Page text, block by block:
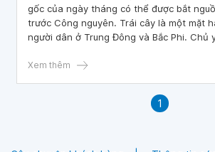
gốc của ngày tháng có thể được bắt
trước Công nguyên. Trái cây là một mặt
người dân ở Trung Đông và Bắc Phi. Chủ
các chất dinh dưỡng đa lượng và nhiều
Xem thêm
1